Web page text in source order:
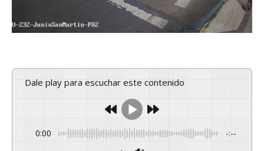
Dale play para escuchar este contenido
0:00 -:--